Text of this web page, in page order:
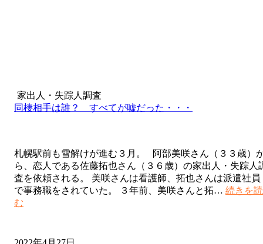
家出人・失踪人調査
同棲相手は誰？ すべてが嘘だった・・・
札幌駅前も雪解けが進む３月。 阿部美咲さん（３３歳）
ら、恋人である佐藤拓也さん（３６歳）の家出人・失踪人
査を依頼される。 美咲さんは看護師、拓也さんは派遣社員
で事務職をされていた。 ３年前、美咲さんと拓… 続きを読
む
手